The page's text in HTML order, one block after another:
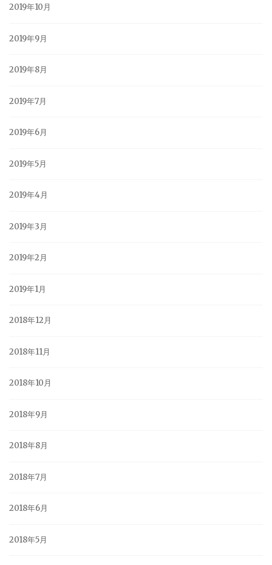
2019年10月
2019年9月
2019年8月
2019年7月
2019年6月
2019年5月
2019年4月
2019年3月
2019年2月
2019年1月
2018年12月
2018年11月
2018年10月
2018年9月
2018年8月
2018年7月
2018年6月
2018年5月